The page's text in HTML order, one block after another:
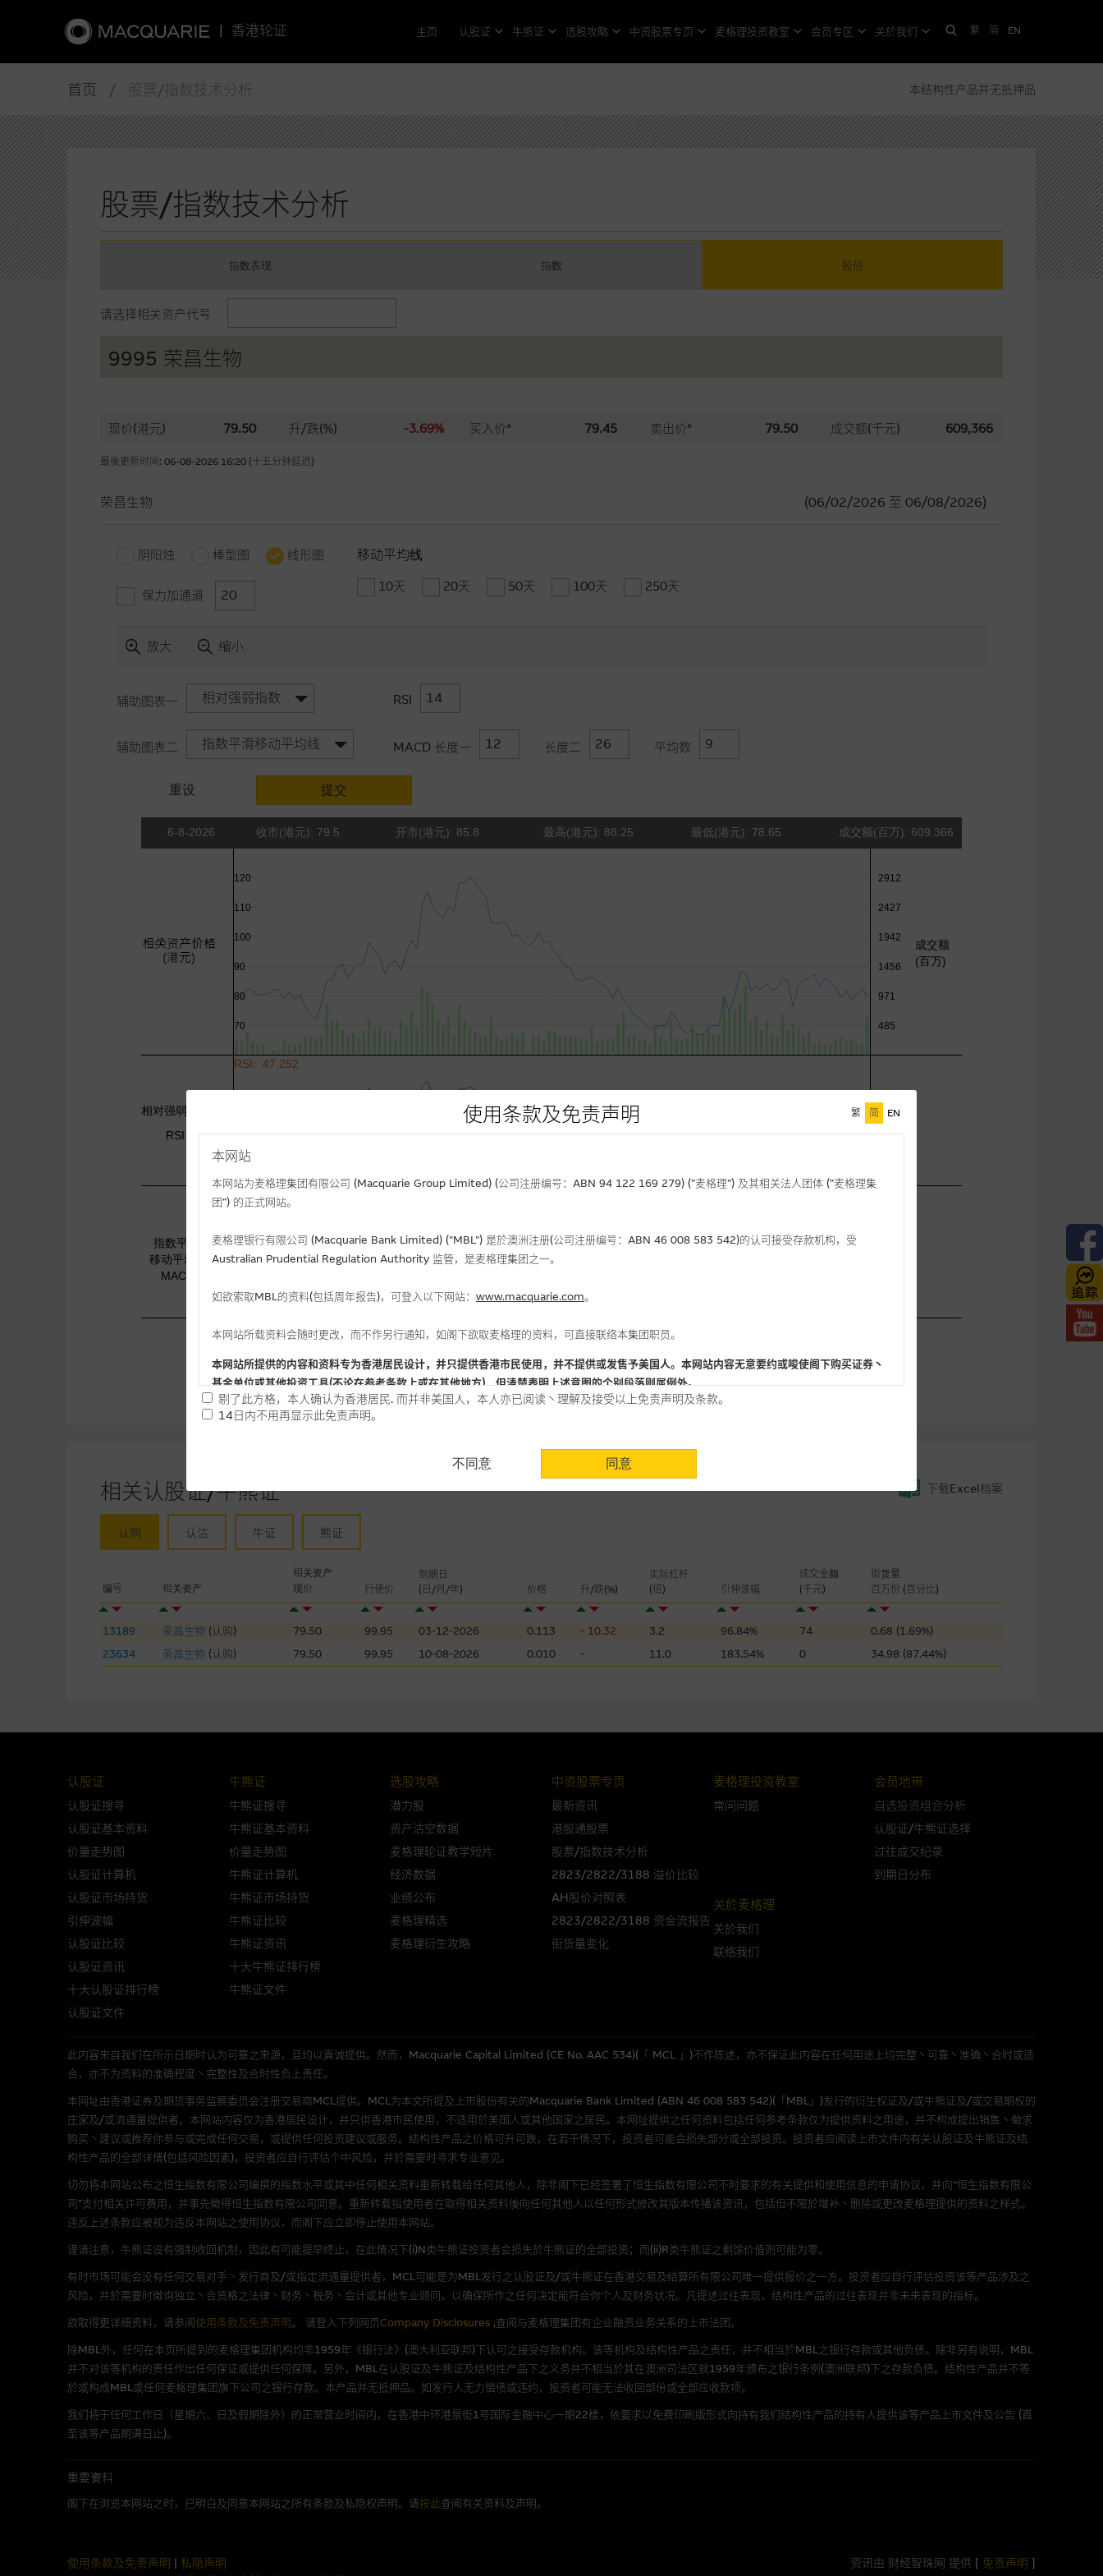
| 香港轮证 主页 认股证 牛熊证 选股攻略 中资股票专页 麦格理投资教室 会员专区 关於我们 繁 简 EN
首页 / 股票/指数技术分析 本结构性产品并无抵押品
股票/指数技术分析
指数表现 指数 股份
请选择相关资产代号
9995 荣昌生物
现价(港元) 79.50 升/跌(%) -3.69% 买入价* 79.45 卖出价* 79.50 成交额(千元) 609,366
最後更新时间: 06-08-2026 16:20 (十五分钟延迟)
荣昌生物 (06/02/2026 至 06/08/2026)
阴阳烛 棒型图 线形图
保力加通道
移动平均线
10天 20天 50天 100天 250天
放大 缩小
辅助图表一 相对强弱指数 RSI
辅助图表二 指数平滑移动平均线 MACD 长度一 长度二 平均数
重设 提交
相关认股证/牛熊证 下载Excel档案
认购 认沽 牛证 熊证
编号 相关资产
相关资产
现价
行使价
到期日
(日/月/年)
价格 升/跌(%)
实际杠杆
(倍)
引伸波幅
成交金额
(千元)
街货量
百万份 (百分比)
13189 荣昌生物 (认购) 79.50 99.95 03-12-2026 0.113 - 10.32 3.2 96.84% 74
0.68 (1.69%)
23634
荣昌生物 (认购) 79.50 99.95 10-08-2026 0.010 - 11.0 183.54% 0 34.98 (87.44%)
使用条款及免责声明 繁 简 EN
本网站
本网站为麦格理集团有限公司 (Macquarie Group Limited) (公司注册编号：ABN 94 122 169 279) (”麦格理”) 及其相关法人团体 (”麦格理集
团”) 的正式网站。
麦格理银行有限公司 (Macquarie Bank Limited) ("MBL") 是於澳洲注册(公司注册编号：ABN 46 008 583 542)的认可接受存款机构，受
Australian Prudential Regulation Authority 监管，是麦格理集团之一。
如欲索取MBL的资料(包括周年报告)，可登入以下网站： www.macquarie.com。
本网站所载资料会随时更改，而不作另行通知，如阁下欲取麦格理的资料，可直接联络本集团职员。
本网站所提供的内容和资料专为香港居民设计，并只提供香港市民使用，并不提供或发售予美国人。本网站内容无意要约或唆使阁下购买证券丶
基金单位或其他投资工具(不论在参考条款上或在其他地方)，但清楚表明上述意图的个别段落则属例外。
网站内容来自我们在所示日期时认为可靠之来源，且均以真诚提供。惟麦格理集团并无核实所有网站内容，故就阁下的目的而言，网站内容可能
未必完整或准确。麦格理集团不会，亦没有义务更新网站内容，或修正任何其後变为明显失实之地方。网站内容所载的意见丶预测及其他资料可
予更改或删除，而毋须作出通知。
任何指示价格报价丶公开资料或分析是基於我们相信的假设及参数而预备的，不构成我们提出的意见。所用假设及参数并非唯一可以合理选择到
绩并不保证将来表现。网站内容来自我们在所示日期时认为可靠之来源，且均以真诚提供，然而，麦格理集团不作陈述，亦不保证网站内容在任
何用途上均完整丶可靠丶准确丶合时或适合，亦不为资料的准确程度丶完整性及合时性负上责任，除非这是有关适用的的法律及/或法规所规定。
网站内容不构成要约及徵求要约，或作为任何合约的根据，以购买或销售任何证券丶贷款或其他工具。网站内容由麦格理集团所准备的资料编制
而成，但不包括麦格理集团职员所知的资料。产品的过去业绩并不保证或预测将来表现。
与结构性产品有关的风险
结构性产品并无抵押品，如发行人无力偿债或违约，投资者可能无法收回部份或全部应收款项。结构性产品价格可升可跌。过往表现并不反映未
来表现。产品的第二市场可能有限而麦格理资本股份有限公司可能是唯一报价方。阁下应阅读载于www.warrants.com.hk
之上市文件以了解结构
损失全部投资；而(ii)R类牛熊证之剩馀价值则可能为零。
网站连结
本网站或载有连接非由麦格理集团管理的网站的连结。此等连结纯为方便阁下取得更多关於市场上相关产品及机构的资讯。麦格理集团对此等网
本网站虽连接第三者管理的网站，但麦格理集团并非授权网站浏览者复制此等网站的任何内容，因该等内容可能属他人的知识产权。
经由本网站接触到的软件应用
部分可经本网站连结下载的软件程式属於第三者的产品。阁下使用此等属於第三者的软件，须自负全责。此等软件的使用，可能受软件持有人订
出的使用条款约束。
在法律容许的所有范围内，麦格理集团概不承担经由本网站使用或下载任何软件(不论是否属於第三者)而引起的责任。麦格理集团并且对此等软件
不作任何声明，也不提供任何保证，特别是在法律容许的所有范围内，概不负责经由本网站使用或下载任何软件(不论是否属於第三者)而出现电脑
基本上市文件及补充上市文件
就有关MBL每次发行之认股证及/或牛熊证而言，认股证及/或牛熊证之条款及条件以及发行商的财务与其他资料已载列於基本上市文件及相关之
版权及商标
麦格理集团为本网站内容的版权持有人或获准使用者。除非浏览内容所需或为法律容许，阁下在获得麦格理集团的书面同意前，不可复制丶改编
麦格理资本股份有限公司 (Macquarie Capital Limited) (CE No. AAC534) (“MCL”)为本网站提及上市股份有关的MBL发行的认股证及/或牛熊证
剔了此方格，本人确认为香港居民. 而并非美国人，本人亦已阅读丶理解及接受以上免责声明及条款。
14日内不用再显示此免责声明。
不同意 同意
认股证
认股证搜寻
认股证基本资料
价量走势图
认股证计算机
认股证市场持货
引伸波幅
认股证比较
认股证资讯
十大认股证排行榜
认股证文件
牛熊证
牛熊证搜寻
牛熊证基本资料
价量走势图
牛熊证计算机
牛熊证市场持货
牛熊证比较
牛熊证资讯
十大牛熊证排行榜
牛熊证文件
选股攻略
潜力股
资产沽空数据
麦格理轮证教学短片
经济数据
业绩公布
麦格理精选
麦格理衍生攻略
中资股票专页
最新资讯
港股通股票
股票/指数技术分析
2823/2822/3188 溢价比较
AH股价对照表
2823/2822/3188 资金流报告
街货量变化
麦格理投资教室
常问问题
会员地带
自选投资组合分析
认股证/牛熊证选择
过往成交纪录
到期日分布
关於麦格理
关於我们
联络我们
此内容来自我们在所示日期时认为可靠之来源，且均以真诚提供。然而，Macquarie Capital Limited (CE No. AAC 534)(「 MCL 」)不作陈述，亦不保证此内容在任何用途上均完整丶可靠丶准确丶合时或适
合，亦不为资料的准确程度丶完整性及合时性负上责任。
本网址由香港证券及期货事务监察委员会注册交易商MCL提供。MCL为本文所提及上市股份有关的Macquarie Bank Limited (ABN 46 008 583 542)(「MBL」)发行的衍生权证及/或牛熊证及/或交易期权的
庄家及/或流通量提供者。本网站内容仅为香港居民设计，并只供香港市民使用，不适用於美国人或其他国家之居民。本网址提供之任何资料包括任何参考条款仅为提供资料之用途，并不构成提出销售丶徵求
购买丶建议或推荐你参与或完成任何交易，或提供任何投资建议或服务。结构性产品之价格可升可跌，在若干情况下，投资者可能会损失部分或全部投资。投资者应阅读上市文件内有关认股证及牛熊证及结
构性产品的全部详情(包括风险因素)。投资者应自行评估个中风险，并於需要时寻求专业意见。
切勿将本网站公布之恒生指数有限公司编撰的指数水平或其中任何相关资料重新转载给任何其他人，除非阁下已经签署了恒生指数有限公司不时要求的有关提供和使用信息的申请协议，并向“恒生指数有限公
司”支付相关许可费用，并事先徵得恒生指数有限公司同意。重新转载指使用者在取得相关资料後向任何其他人以任何形式修改其版本传播该资讯，包括但不限於增补丶删除或更改麦格理提供的资料之样式。
违反上述条款应被视为违反本网站之使用协议，而阁下应立即停止使用本网站。
谨请注意，牛熊证设有强制收回机制，因此有可能提早终止，在此情况下(i)N类牛熊证投资者会损失於牛熊证的全部投资；而(ii)R类牛熊证之剩馀价值则可能为零。
有时市场可能会没有任何交易对手丶发行商及/或指定流通量提供者，MCL可能是为MBL发行之认股证及/或牛熊证在香港交易及结算所有限公司唯一提供报价之一方。投资者应自行评估投资该等产品涉及之
风险，并於需要时徵询独立丶合资格之法律丶财务丶税务丶会计或其他专业顾问，以确保所作之任何决定能符合你个人及财务状况。凡提述过往表现，结构性产品的过往表现并非未来表现的指标。
欲取得更详细资料，请参阅使用条款及免责声明。 请登入下列网页Company Disclosures ,查阅与麦格理集团有企业融资业务关系的上市法团。
除MBL外，任何在本页所提到的麦格理集团机构均非1959年《银行法》(澳大利亚联邦)下认可之接受存款机构。该等机构及结构性产品之责任，并不相当於MBL之银行存款或其他负债。除非另有说明，MBL
并不对该等机构的责任作出任何保证或提供任何保障。另外，MBL在认股证及牛熊证及结构性产品下之义务并不相当於其在澳洲司法区就1959年颁布之银行条例(澳洲联邦)下之存款负债。结构性产品并不等
於或构成MBL或任何麦格理集团旗下公司之银行存款。本产品并无抵押品。如发行人无力偿债或违约，投资者可能无法收回部份或全部应收款项。
我们将于任何工作日（星期六、日及假期除外）的正常营业时间内，在香港中环港景街1号国际金融中心一期22楼，依要求以免费印刷版形式向持有我们结构性产品的持有人提供该等产品上市文件及公告 (直
至该等产品期满日止)。
重要资料
阁下在浏览本网站之时，已明白及同意本网站之所有条款及私隐权声明。请按此查阅有关资料及声明。
资讯由 财经智珠网 提供 [ 免责声明 ]
使用条款及免责声明 | 私隐声明